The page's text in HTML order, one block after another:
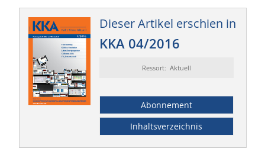
Dieser Artikel erschien in
KKA 04/2016
Ressort: Aktuell
Abonnement
Inhaltsverzeichnis